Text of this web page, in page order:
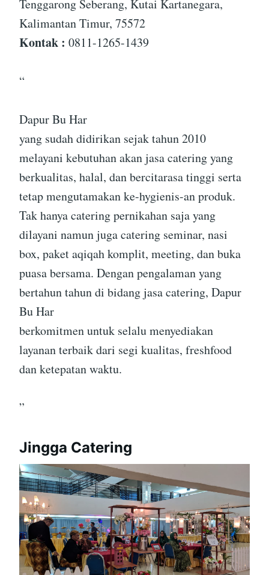
Tenggarong Seberang, Kutai Kartanegara,
Kalimantan Timur, 75572
Kontak : 0811-1265-1439
“
Dapur Bu Har
yang sudah didirikan sejak tahun 2010
melayani kebutuhan akan jasa catering yang
berkualitas, halal, dan bercitarasa tinggi serta
tetap mengutamakan ke-hygienis-an produk.
Tak hanya catering pernikahan saja yang
dilayani namun juga catering seminar, nasi
box, paket aqiqah komplit, meeting, dan buka
puasa bersama. Dengan pengalaman yang
bertahun tahun di bidang jasa catering, Dapur
Bu Har
berkomitmen untuk selalu menyediakan
layanan terbaik dari segi kualitas, freshfood
dan ketepatan waktu.
”
Jingga Catering